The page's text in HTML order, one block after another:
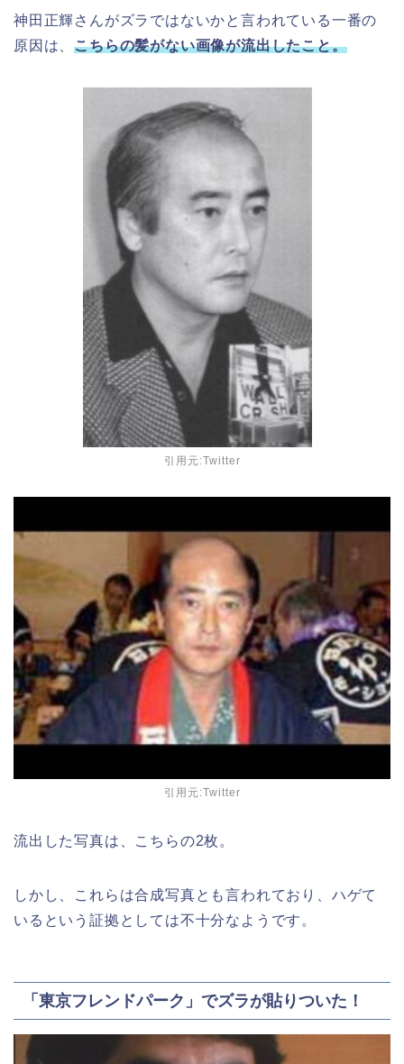
神田正輝さんがズラではないかと言われている一番の
原因は、こちらの髪がない画像が流出したこと。
引用元:Twitter
引用元:Twitter
流出した写真は、こちらの2枚。
しかし、これらは合成写真とも言われており、ハゲて
いるという証拠としては不十分なようです。
「東京フレンドパーク」でズラが貼りついた！